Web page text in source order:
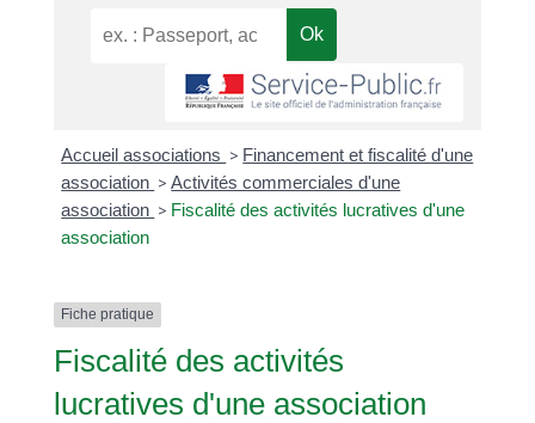
Accueil associations > Financement et fiscalité d'une
association > Activités commerciales d'une
association > Fiscalité des activités lucratives d'une
association
Fiche pratique
Fiscalité des activités
lucratives d'une association